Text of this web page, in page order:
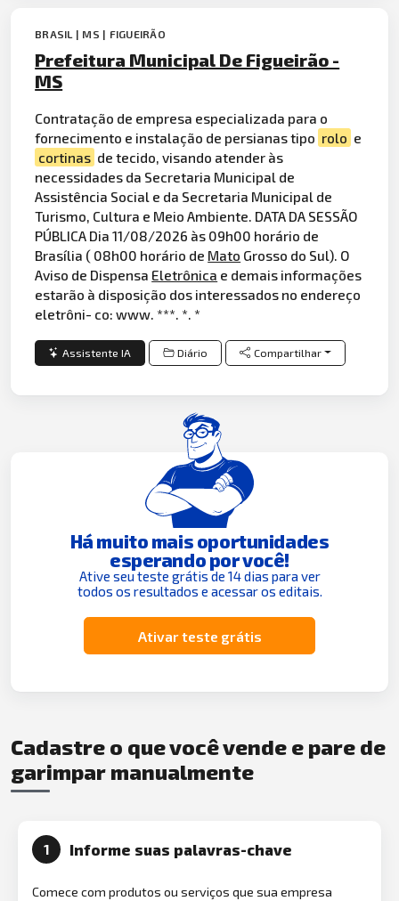
BRASIL | MS | FIGUEIRÃO
Prefeitura Municipal De Figueirão -
MS
Contratação de empresa especializada para o
fornecimento e instalação de persianas tipo rolo e
cortinas de tecido, visando atender às
necessidades da Secretaria Municipal de
Assistência Social e da Secretaria Municipal de
Turismo, Cultura e Meio Ambiente. DATA DA SESSÃO
PÚBLICA Dia 11/08/2026 às 09h00 horário de
Brasília ( 08h00 horário de Mato Grosso do Sul). O
Aviso de Dispensa Eletrônica e demais informações
estarão à disposição dos interessados no endereço
eletrôni- co: www. ***. *. *
Assistente IA Diário Compartilhar
Há muito mais oportunidades
esperando por você!
Ative seu teste grátis de 14 dias para ver
todos os resultados e acessar os editais.
Ativar teste grátis
Cadastre o que você vende e pare de
garimpar manualmente
1 Informe suas palavras-chave
Comece com produtos ou serviços que sua empresa